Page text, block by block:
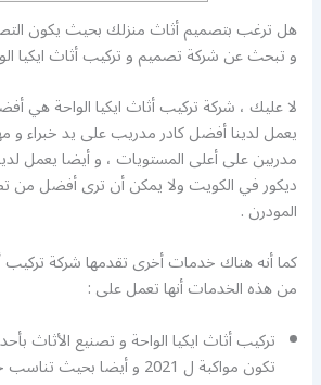
هل ترغب بتصميم أثاث منزلك بحيث يكون
و تبحث عن شركة تصميم و تركيب أثاث ايكيا
لا عليك ، شركة تركيب أثاث ايكيا الواحة هي
يعمل لدينا أفضل كادر مدريب على يد خبراء و
مدربين على أعلى المستويات ، و أيضا يعمل
ديكور في الكويت ولا يمكن أن ترى أفضل من
المودرن .
كما أنه هناك خدمات أخرى تقدمها شركة تركيب
من هذه الخدمات أنها تعمل على :
تركيب أثاث ايكيا الواحة و تصنيع الأثاث
تكون مواكبة ل 2021 و أيضا بحيث تناسب جميع الأذواق .